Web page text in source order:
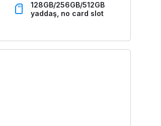
128GB/256GB/512GB
yaddaş, no card slot